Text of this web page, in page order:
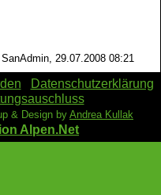
SanAdmin, 29.07.2008 08:21
Datenschutzerklärung
& Design by Andrea Kullak
Alpen.Net